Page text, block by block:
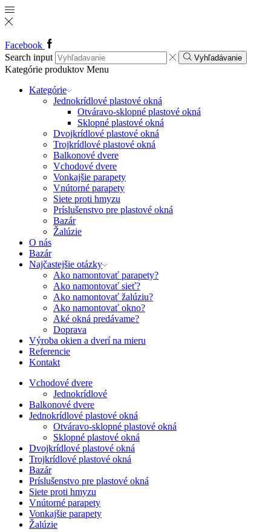
Facebook
Search input
Vyhľadávanie
Kategórie produktov Menu
Kategórie
Jednokrídlové plastové okná
Otváravo-sklopné plastové okná
Sklopné plastové okná
Dvojkrídlové plastové okná
Trojkrídlové plastové okná
Balkonové dvere
Vchodové dvere
Vonkajšie parapety
Vnútorné parapety
Siete proti hmyzu
Príslušenstvo pre plastové okná
Bazár
Žalúzie
O nás
Bazár
Najčastejšie otázky
Ako namontovať parapety?
Ako namontovať sieť?
Ako namontovať žalúziu?
Ako namontovať okno?
Aké okná predávame?
Doprava
Výroba okien a dverí na mieru
Referencie
Kontakt
Vchodové dvere
Jednokrídlové
Balkonové dvere
Jednokrídlové plastové okná
Otváravo-sklopné plastové okná
Sklopné plastové okná
Dvojkrídlové plastové okná
Trojkrídlové plastové okná
Bazár
Príslušenstvo pre plastové okná
Siete proti hmyzu
Vnútorné parapety
Vonkajšie parapety
Žalúzie